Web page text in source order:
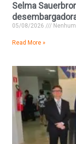
Selma
05/08/2026
Read More »